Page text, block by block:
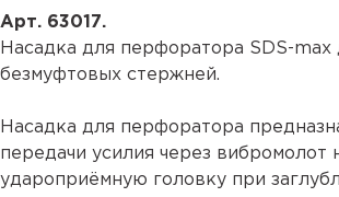
Арт. 63017.
Насадка для перфоратора SDS-max
безмуфтовых стержней.
Насадка для перфоратора
передачи усилия через вибромолот
удароприёмную головку при